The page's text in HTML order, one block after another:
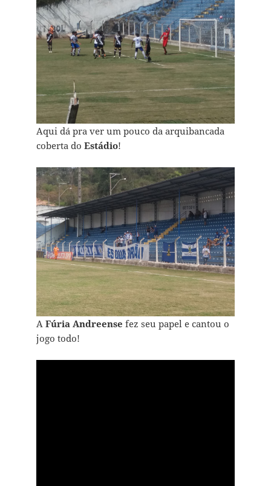
Aqui dá pra ver um pouco da arquibancada
coberta do Estádio!
A Fúria Andreense fez seu papel e cantou o
jogo todo!